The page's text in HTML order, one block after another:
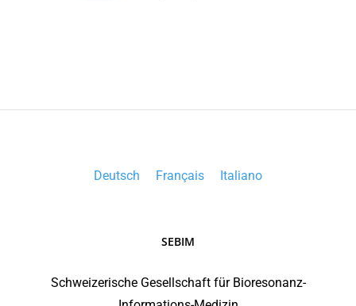
Deutsch Français Italiano
SEBIM
Schweizerische Gesellschaft für Bioresonanz-